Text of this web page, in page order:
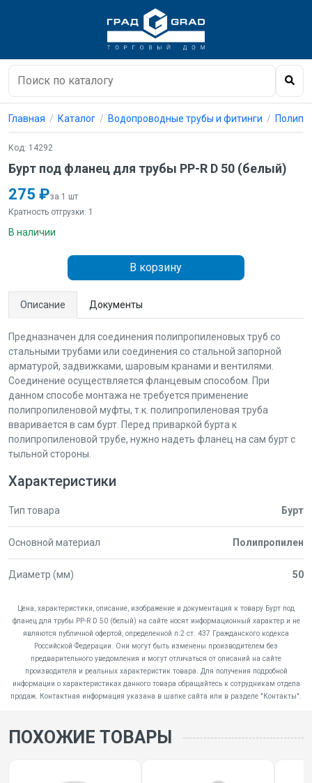
Главная Каталог Водопроводные трубы и фитинги
Код: 14292
Бурт под фланец для трубы PP-R D 50 (белый)
275 ₽за 1 шт
Кратность отгрузки: 1
В наличии
В корзину
Описание Документы
Предназначен для соединения полипропиленовых труб со
стальными трубами или соединения со стальной запорной
арматурой, задвижками, шаровым кранами и вентилями.
Соединение осуществляется фланцевым способом. При
данном способе монтажа не требуется применение
полипропиленовой муфты, т.к. полипропиленовая труба
вваривается в сам бурт. Перед приваркой бурта к
полипропиленовой трубе, нужно надеть фланец на сам бурт с
тыльной стороны.
Характеристики
Тип товара Бурт
Основной материал Полипропилен
Диаметр (мм) 50
Цена, характеристики, описание, изображение и документация к товару Бурт под
фланец для трубы PP-R D 50 (белый) на сайте носят информационный характер и не
являются публичной офертой, определенной п.2 ст. 437 Гражданского кодекса
Российской Федерации. Они могут быть изменены производителем без
предварительного уведомления и могут отличаться от описаний на сайте
производителя и реальных характеристик товара. Для получения подробной
информации о характеристиках данного товара обращайтесь к сотрудникам отдела
продаж. Контактная информация указана в шапке сайта или в разделе "Контакты".
ПОХОЖИЕ ТОВАРЫ